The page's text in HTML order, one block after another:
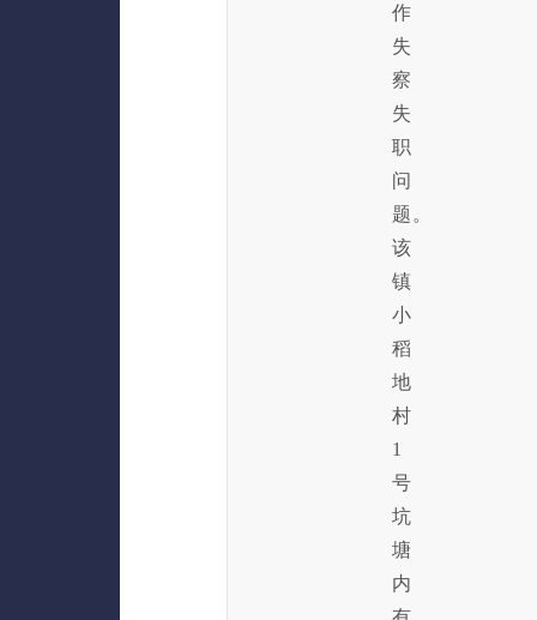
作
失
察
失
职
问
题。
该
镇
小
稻
地
村
1
号
坑
塘
内